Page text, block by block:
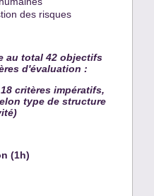
des risques
au total 42 objectifs
d'évaluation :
critères impératifs,
type de structure
(1h)